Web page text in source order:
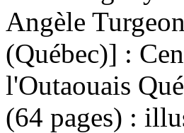
Angèle
(Québec)] :
l'Outaouais
(64 pages) :